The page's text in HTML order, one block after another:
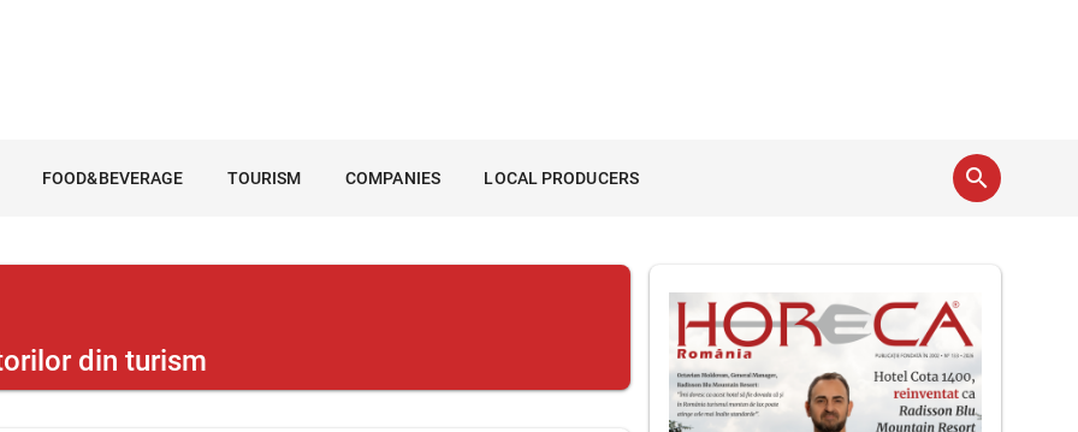
FOOD&BEVERAGE TOURISM COMPANIES LOCAL PRODUCERS search
din turism